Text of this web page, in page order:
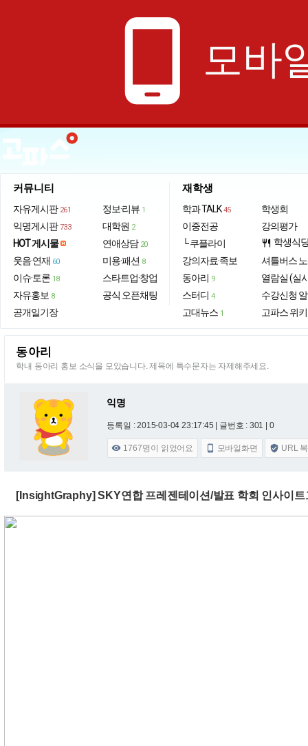
phone_android 모바
커뮤니티
자유게시판 261
익명게시판 733
HOT 게시물
웃음·연재 60
이슈·토론 18
자유홍보 8
공개일기장
정보·리뷰 1
대학원 2
연애상담 20
미용·패션 8
스타트업·창업
공식 오픈채팅
재학생
학과 TALK 45
이중전공
└ 쿠플라이
강의자료·족보
동아리 9
스터디 4
고대뉴스 1
학생회
강의평가
restaurant 학생식
셔틀버스
열람실 (실
수강신청
고파스 위키
동아리
학내 동아리 홍보 소식을 모았습니다. 제목에 특수문자는 자제해주세요.
익명
등록일 : 2015-03-04 23:17:45 | 글번호 : 301 | 0
 1767명이 읽었어요  모바일화면  URL
[InsightGraphy] SKY연합 프레젠테이션/발표 학회 인사이